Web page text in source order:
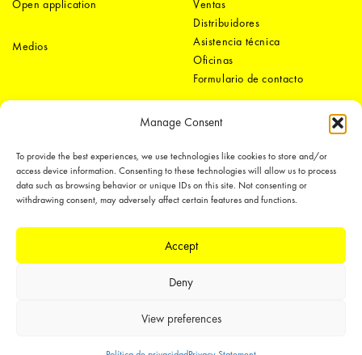
Manage Consent
To provide the best experiences, we use technologies like cookies to store and/or
access device information. Consenting to these technologies will allow us to process
data such as browsing behavior or unique IDs on this site. Not consenting or
withdrawing consent, may adversely affect certain features and functions.
Accept
Deny
View preferences
Open application
Medios
Ventas
Distribuidores
Asistencia técnica
Oficinas
Formulario de contacto
LEDiL Group
Copyright © 2018-2026 LEDiL. All rights reserved. ICP number：粤ICP备
19075555号-1
our products with patents, trademarks, design rights or other intellectual